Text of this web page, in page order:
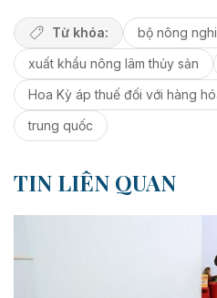
Từ khóa:
bộ nông
xuất khẩu nông lâm thủy sản
Hoa Kỳ áp thuế đối với hàng
trung quốc
TIN LIÊN QUAN